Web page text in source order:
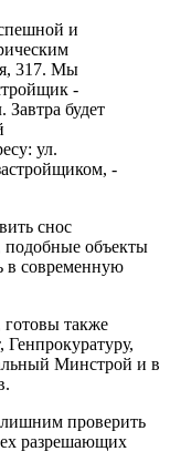
и
317. Мы
-
Завтра будет
ул.
-
снос
объекты
в современную
также
Генпрокуратуру,
Минстрой и в
лишним проверить
разрешающих